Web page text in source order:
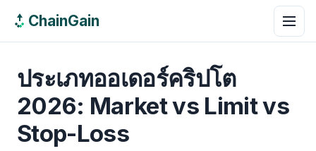
ChainGain
ประเภทออเดอร์คริปโต
2026: Market vs Limit vs
Stop-Loss